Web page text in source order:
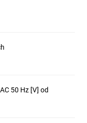
50 Hz [V] od